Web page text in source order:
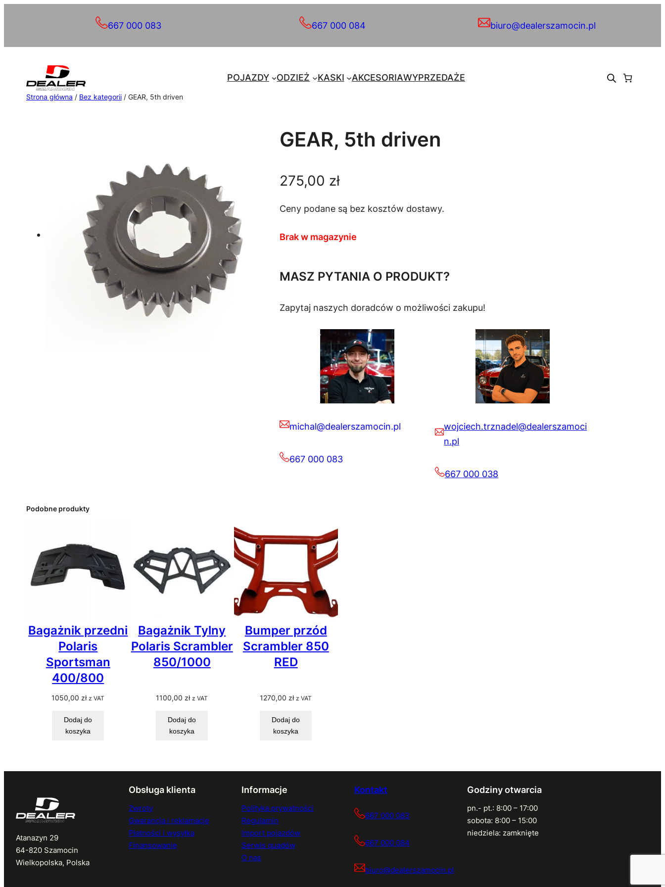
667 000 083 667 000 084 biuro@dealerszamocin.pl
POJAZDY ODZIEŻ KASKI AKCESORIAWYPRZEDAŻE
Strona główna / Bez kategorii/ GEAR, 5th driven
GEAR, 5th driven
275,00 zł
Ceny podane są bez kosztów dostawy.
Brak w magazynie
MASZ PYTANIA O PRODUKT?
Zapytaj naszych doradców o możliwości zakupu!
michal@dealerszamocin.pl
667 000 083
wojciech.trznadel@dealerszamoci
n.pl
667 000 038
Podobne produkty
Bagażnik przedni
Polaris
Sportsman
400/800
1050,00 zł z VAT
Dodaj do
koszyka
Bagażnik Tylny
Polaris Scrambler
850/1000
1100,00 zł z VAT
Dodaj do
koszyka
Bumper przód
Scrambler 850
RED
1270,00 zł z VAT
Dodaj do
koszyka
Atanazyn 29
64-820 Szamocin
Wielkopolska, Polska
Obsługa klienta
Zwroty
Gwarancja i reklamacje
Płatności i wysyłka
Finansowanie
Informacje
Polityka prywatności
Regulamin
Import pojazdów
Serwis quadów
O nas
Kontakt
667 000 083
667 000 084
biuro@dealerszamocin.pl
Godziny otwarcia
pn.- pt.: 8:00 – 17:00
sobota: 8:00 – 15:00
niedziela: zamknięte